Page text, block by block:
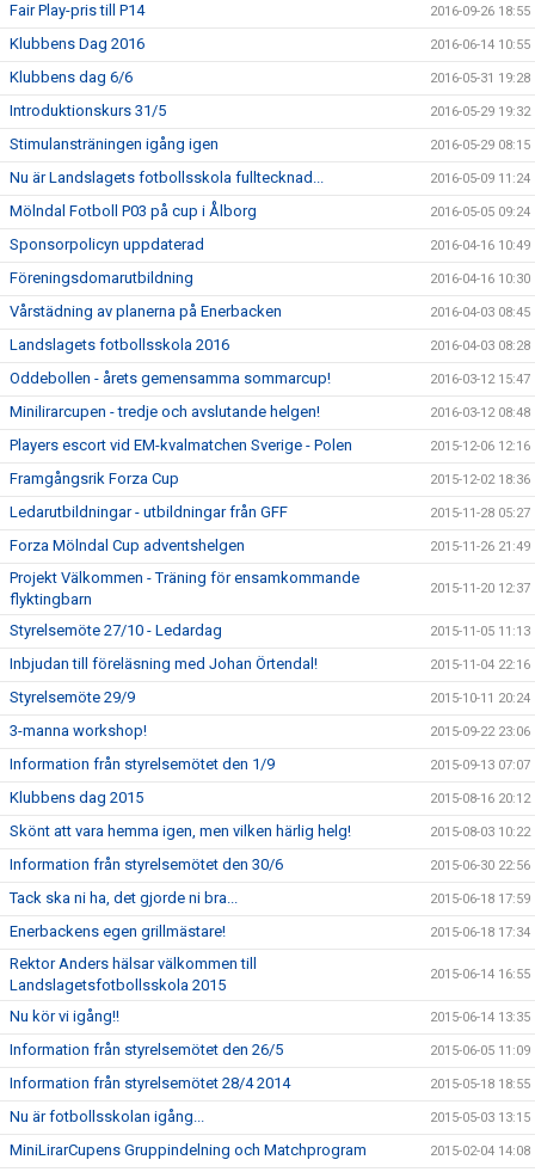
Fair Play-pris till P14 2016-09-26 18:55
Klubbens Dag 2016 2016-06-14 10:55
Klubbens dag 6/6 2016-05-31 19:28
Introduktionskurs 31/5 2016-05-29 19:32
Stimulansträningen igång igen 2016-05-29 08:15
Nu är Landslagets fotbollsskola fulltecknad... 2016-05-09 11:24
Mölndal Fotboll P03 på cup i Ålborg 2016-05-05 09:24
Sponsorpolicyn uppdaterad 2016-04-16 10:49
Föreningsdomarutbildning 2016-04-16 10:30
Vårstädning av planerna på Enerbacken 2016-04-03 08:45
Landslagets fotbollsskola 2016 2016-04-03 08:28
Oddebollen - årets gemensamma sommarcup! 2016-03-12 15:47
Minilirarcupen - tredje och avslutande helgen! 2016-03-12 08:48
Players escort vid EM-kvalmatchen Sverige - Polen 2015-12-06 12:16
Framgångsrik Forza Cup 2015-12-02 18:36
Ledarutbildningar - utbildningar från GFF 2015-11-28 05:27
Forza Mölndal Cup adventshelgen 2015-11-26 21:49
Projekt Välkommen - Träning för ensamkommande
flyktingbarn
2015-11-20 12:37
Styrelsemöte 27/10 - Ledardag 2015-11-05 11:13
Inbjudan till föreläsning med Johan Örtendal! 2015-11-04 22:16
Styrelsemöte 29/9 2015-10-11 20:24
3-manna workshop! 2015-09-22 23:06
Information från styrelsemötet den 1/9 2015-09-13 07:07
Klubbens dag 2015 2015-08-16 20:12
Skönt att vara hemma igen, men vilken härlig helg! 2015-08-03 10:22
Information från styrelsemötet den 30/6 2015-06-30 22:56
Tack ska ni ha, det gjorde ni bra... 2015-06-18 17:59
Enerbackens egen grillmästare! 2015-06-18 17:34
Rektor Anders hälsar välkommen till
Landslagetsfotbollsskola 2015
2015-06-14 16:55
Nu kör vi igång!! 2015-06-14 13:35
Information från styrelsemötet den 26/5 2015-06-05 11:09
Information från styrelsemötet 28/4 2014 2015-05-18 18:55
Nu är fotbollsskolan igång... 2015-05-03 13:15
MiniLirarCupens Gruppindelning och Matchprogram 2015-02-04 14:08